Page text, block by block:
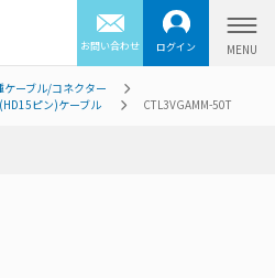
お問い合わせ ログイン
ケーブル/コネクター
ピン)ケーブル CTL3VGAMM-50T